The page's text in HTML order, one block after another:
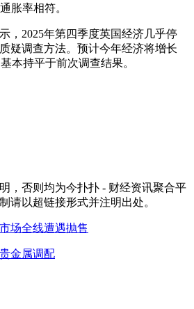
胀率相符。
2025年第四季度英国经济几乎停
疑调查方法。预计今年经济将增长
本持平于前次调查结果。
，否则均为今扑扑 - 财经资讯聚合平
请以超链接形式并注明出处。
场全线遭遇抛售
金属调配